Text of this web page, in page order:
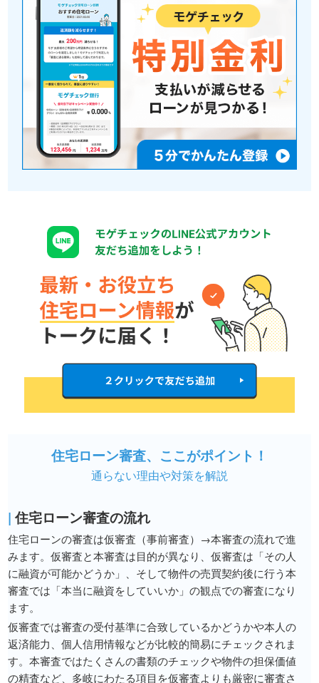
住宅ローン審査、ここがポイント！
通らない理由や対策を解説
| 住宅ローン審査の流れ
住宅ローンの審査は仮審査（事前審査）→本審査の流れで進
みます。仮審査と本審査は目的が異なり、仮審査は「その人
に融資が可能かどうか」、そして物件の売買契約後に行う本
審査では「本当に融資をしていいか」の観点での審査になり
ます。
仮審査では審査の受付基準に合致しているかどうかや本人の
返済能力、個人信用情報などが比較的簡易にチェックされま
す。本審査ではたくさんの書類のチェックや物件の担保価値
の精査など、多岐にわたる項目を仮審査よりも厳密に審査さ